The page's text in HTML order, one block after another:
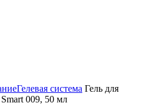
Гелевая система Гель для
009, 50 мл